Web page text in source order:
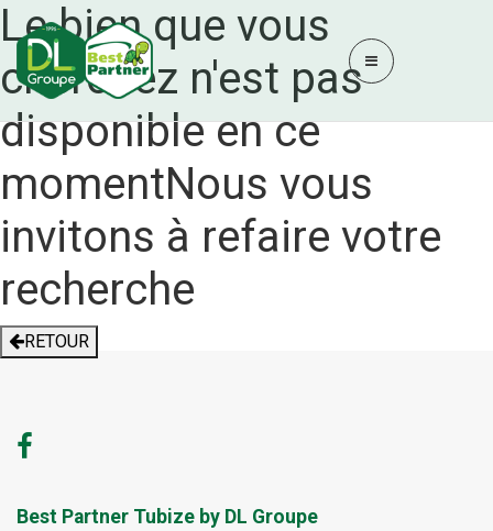
Le bien que vous
cherchez n'est pas
disponible en ce
momentNous vous
invitons à refaire votre
recherche
RETOUR
Best Partner Tubize by DL Groupe